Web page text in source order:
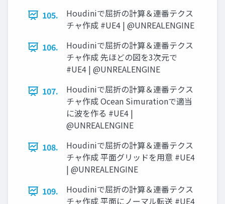
105.
Houdiniで屈折の計算＆連番テクス
チャ作成 #UE4 | @UNREALENGINE
106.
Houdiniで屈折の計算＆連番テクス
チャ作成 先ほどの図を3次元で
#UE4 | @UNREALENGINE
107.
Houdiniで屈折の計算＆連番テクス
チャ作成 Ocean Simurationで適当
に波を作る #UE4 |
@UNREALENGINE
108.
Houdiniで屈折の計算＆連番テクス
チャ作成 平面グリッドを用意 #UE4
| @UNREALENGINE
109.
Houdiniで屈折の計算＆連番テクス
チャ作成 平面にノーマル転送 #UE4